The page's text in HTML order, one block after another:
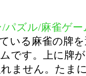
パズル/麻雀ゲー
いる麻雀の牌
です。上に牌
ません。たま